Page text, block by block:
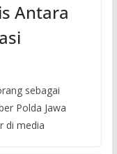
Antara
sebagai
Polda Jawa
di media